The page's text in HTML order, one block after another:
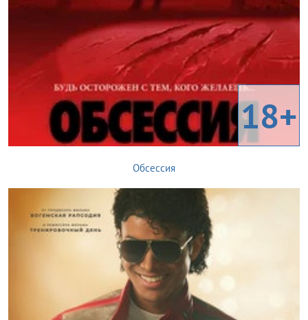
18+
Обсессия